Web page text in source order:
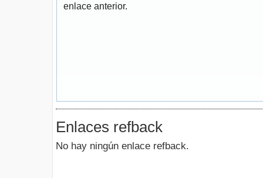
enlace anterior.
Enlaces refback
No hay ningún enlace refback.